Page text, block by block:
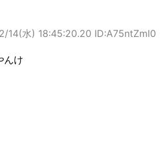
14(水) 18:45:20.20 ID:A75ntZml0
んけ